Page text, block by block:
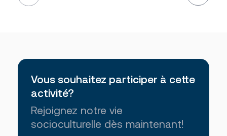
Vous souhaitez participer à cette
activité?
Rejoignez notre vie
socioculturelle dès maintenant!